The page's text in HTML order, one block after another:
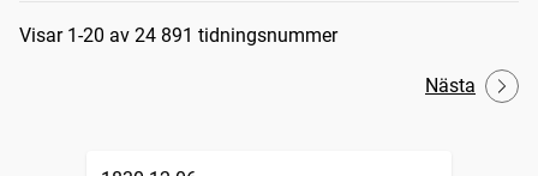
Sökresultat
Visar 1-20 av 24 891 tidningsnummer
Nästa